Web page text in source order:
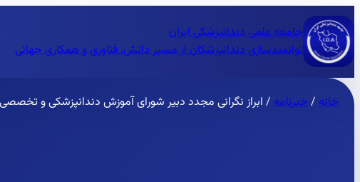
جامعه علمی دندانپزشکی ایران
توانمندسازی دندانپزشکان از مسیر دانش، فناوری و همکاری جهانی
خانه/خبرنامه/ ابراز نگرانی مجدد دبیر شورای آموزش دندانپزشکی و